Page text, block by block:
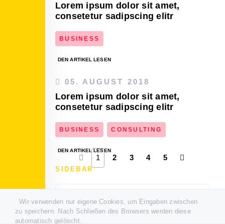
Wir verwenden nur eigene Cookies, um Eingaben zwischen
zu speichern. Nach Schließen des Browsers werden diese
automatisch gelöscht.
Lorem ipsum dolor sit amet,
consetetur sadipscing elitr
BUSINESS
DEN ARTIKEL LESEN
05. AUGUST 2018
Lorem ipsum dolor sit amet,
consetetur sadipscing elitr
BUSINESS CONSULTING
DEN ARTIKEL LESEN
1 2 3 4 5
SIDEBAR
Ansprechpartner
TITEL / POSITION